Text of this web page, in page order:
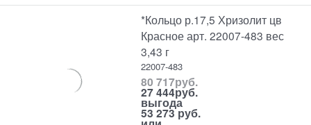
*Кольцо р.17,5 Хризолит цв
Красное арт. 22007-483 вес
3,43 г
22007-483
80 717руб.
27 444руб.
выгода
53 273 руб.